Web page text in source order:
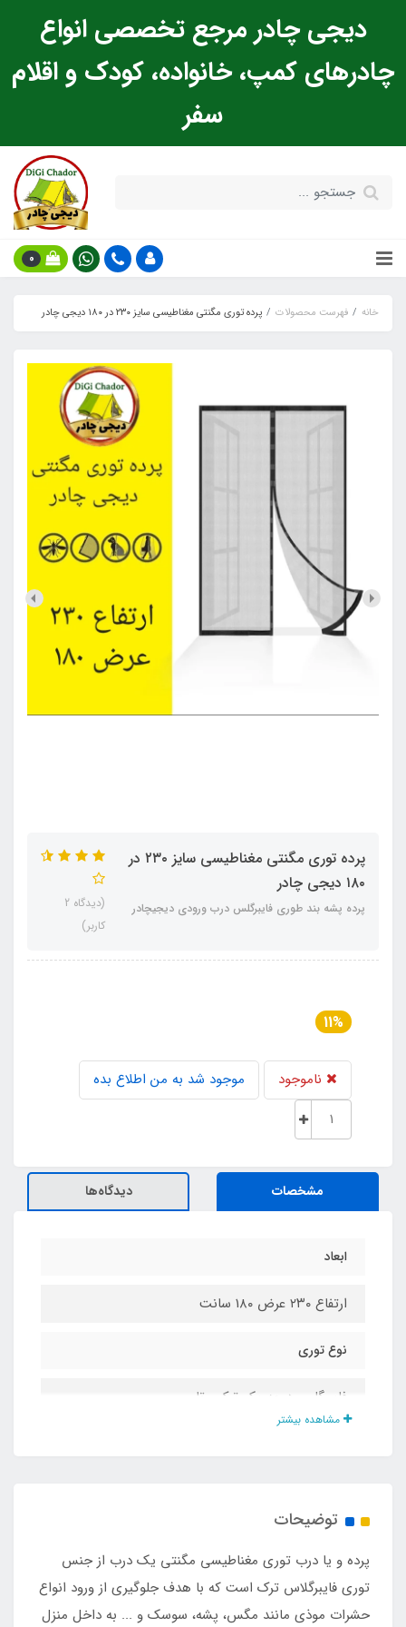
دیجی چادر مرجع تخصصی انواع
چادرهای کمپ، خانواده، کودک و اقلام
سفر
0
خانه فهرست محصولات پرده توری مگنتی مغناطیسی سایز ۲۳۰ در ۱۸۰ دیجی چادر
پرده توری مگنتی مغناطیسی سایز ۲۳۰ در
۱۸۰ دیجی چادر
پرده پشه بند طوری فایبرگلس درب ورودی دیجیچادر
(دیدگاه 2
کاربر)
11%
ناموجود موجود شد به من اطلاع بده
مشخصات دیدگاه‌ها
ابعاد
ارتفاع ۲۳۰ عرض 1۸۰ سانت
نوع توری
فایبرگلس درجه یک ترک مقاوم
مشاهده بیشتر
توضیحات
پرده و یا درب توری مغناطیسی مگنتی یک درب از جنس
توری فایبرگلاس ترک است که با هدف جلوگیری از ورود انواع
حشرات موذی مانند مگس، پشه، سوسک و ... به داخل منزل